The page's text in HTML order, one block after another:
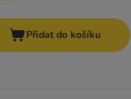
Přidat do košíku